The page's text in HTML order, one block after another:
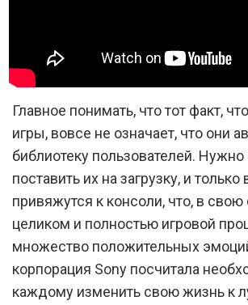
Главное понимать, что тот факт,
игры, вовсе не означает, что они
библиотеку пользователей.
поставить их на загрузку, и
привяжутся к консоли, что, в
целиком и полностью игровой
множество положительных
корпорация Sony посчитала
каждому изменить свою жизнь к